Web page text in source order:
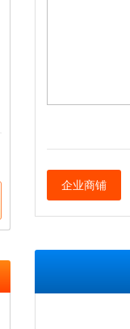
企业商铺